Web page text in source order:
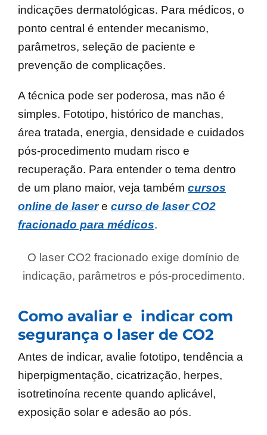
indicações dermatológicas. Para médicos, o
ponto central é entender mecanismo,
parâmetros, seleção de paciente e
prevenção de complicações.
A técnica pode ser poderosa, mas não é
simples. Fototipo, histórico de manchas,
área tratada, energia, densidade e cuidados
pós-procedimento mudam risco e
recuperação. Para entender o tema dentro
de um plano maior, veja também cursos
online de lasere curso de laser CO2
fracionado para médicos.
O laser CO2 fracionado exige domínio de
indicação, parâmetros e pós-procedimento.
Como avaliar e indicar com
segurança o laser de CO2
Antes de indicar, avalie fototipo, tendência a
hiperpigmentação, cicatrização, herpes,
isotretinoína recente quando aplicável,
exposição solar e adesão ao pós.